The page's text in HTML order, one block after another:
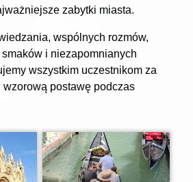
zabytki miasta.
wspólnych rozmów,
smaków i niezapomnianych
wszystkim uczestnikom za
wzorową postawę podczas